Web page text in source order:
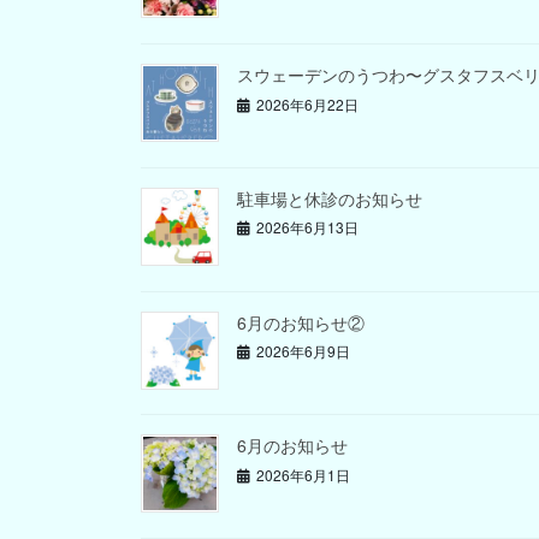
スウェーデンのうつわ〜グスタフスベ
2026年6月22日
駐車場と休診のお知らせ
2026年6月13日
6月のお知らせ②
2026年6月9日
6月のお知らせ
2026年6月1日